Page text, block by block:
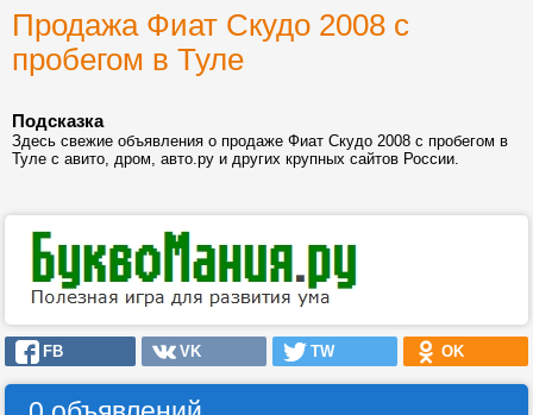
Продажа Фиат Скудо 2008 с
пробегом в Туле
Подсказка
Здесь свежие объявления о продаже Фиат Скудо 2008 с пробегом в
Туле с авито, дром, авто.ру и других крупных сайтов России.
FB VK TW OK